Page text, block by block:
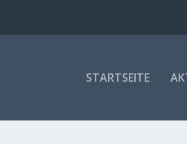
STARTSEITE